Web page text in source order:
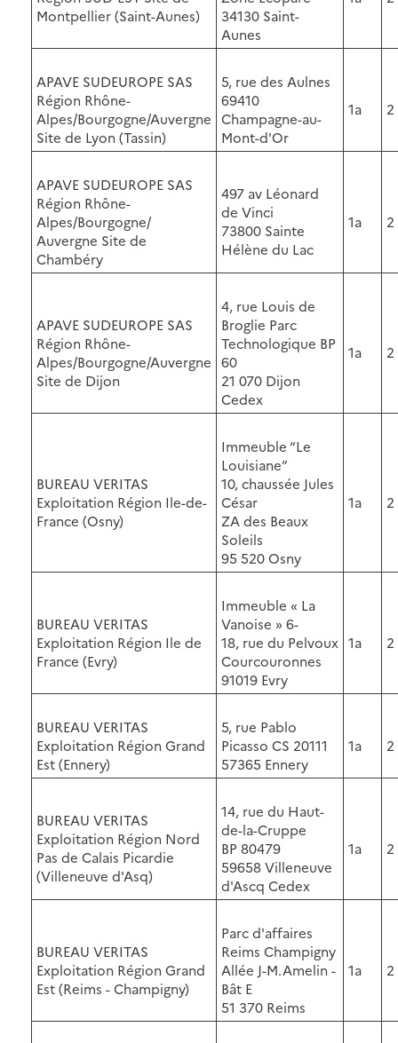
Montpellier (Saint-Aunes)
34130 Saint-
Aunes
APAVE SUDEUROPE SAS
Région Rhône-
Alpes/Bourgogne/Auvergne
Site de Lyon (Tassin)
5, rue des Aulnes
69410
Champagne-au-
Mont-d'Or
1a 2
APAVE SUDEUROPE SAS
Région Rhône-
Alpes/Bourgogne/
Auvergne Site de
Chambéry
497 av Léonard
de Vinci
73800 Sainte
Hélène du Lac
1a 2
APAVE SUDEUROPE SAS
Région Rhône-
Alpes/Bourgogne/Auvergne
Site de Dijon
4, rue Louis de
Broglie Parc
Technologique BP
60
21 070 Dijon
Cedex
1a 2
BUREAU VERITAS
Exploitation Région Ile-de-
France (Osny)
Immeuble “Le
Louisiane”
10, chaussée Jules
César
ZA des Beaux
Soleils
95 520 Osny
1a 2
BUREAU VERITAS
Exploitation Région Ile de
France (Evry)
Immeuble « La
Vanoise » 6-
18, rue du Pelvoux
Courcouronnes
91019 Evry
1a 2
BUREAU VERITAS
Exploitation Région Grand
Est (Ennery)
5, rue Pablo
Picasso CS 20111
57365 Ennery
1a 2
BUREAU VERITAS
Exploitation Région Nord
Pas de Calais Picardie
(Villeneuve d'Asq)
14, rue du Haut-
de-la-Cruppe
BP 80479
59658 Villeneuve
d'Ascq Cedex
1a 2
BUREAU VERITAS
Exploitation Région Grand
Est (Reims - Champigny)
Parc d'affaires
Reims Champigny
Allée J-M.Amelin -
Bât E
51 370 Reims
1a 2